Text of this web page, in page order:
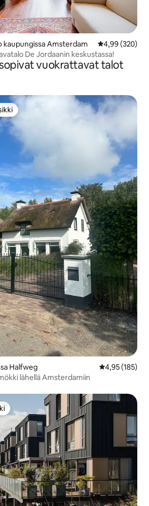
Amsterdam
4,99 (320)
De Jordaanin keskustassa!
vuokrattavat talot
parhaimmistoa
Halfweg
4,95 (185)
lähellä Amsterdamiin